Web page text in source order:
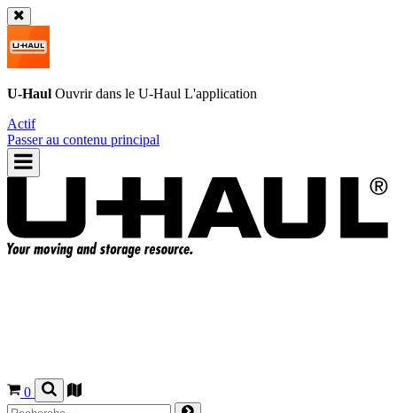
U-Haul Ouvrir dans le U-Haul L'application
Actif
Passer au contenu principal
0